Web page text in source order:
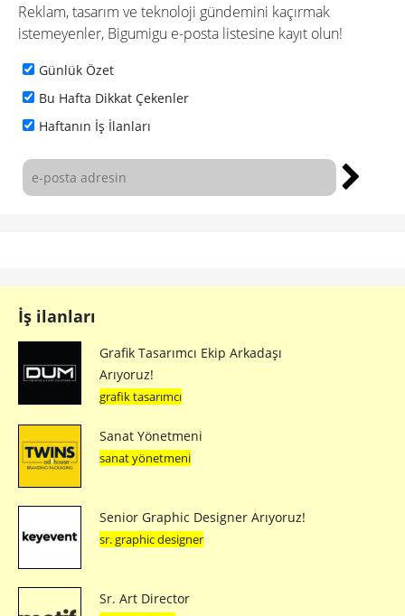
Reklam, tasarım ve teknoloji gündemini kaçırmak
istemeyenler, Bigumigu e-posta listesine kayıt olun!
Günlük Özet
Bu Hafta Dikkat Çekenler
Haftanın İş İlanları
İş ilanları
Grafik Tasarımcı Ekip Arkadaşı
Arıyoruz!
grafik tasarımcı
Sanat Yönetmeni
sanat yönetmeni
Senior Graphic Designer Arıyoruz!
sr. graphic designer
Sr. Art Director